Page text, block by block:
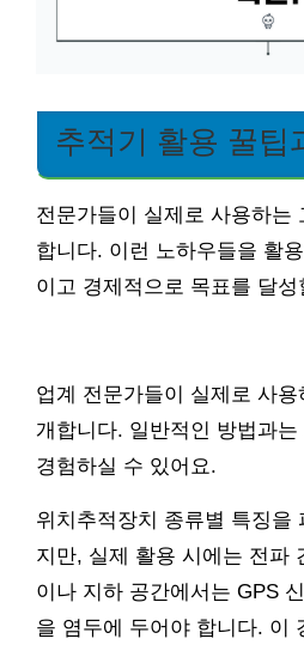
추적기 활용 꿀팁
전문가들이 실제로 사용하는
합니다. 이런 노하우들을 활
이고 경제적으로 목표를 달
업계 전문가들이 실제로 사
개합니다. 일반적인 방법과
경험하실 수 있어요.
위치추적장치 종류별 특징을
지만, 실제 활용 시에는 전파
이나 지하 공간에서는 GPS
을 염두에 두어야 합니다. 이